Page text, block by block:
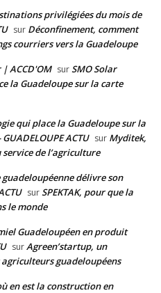
privilégiées du mois de
sur Déconfinement, comment
courriers vers la Guadeloupe
| ACCD'OM sur SMO Solar
la Guadeloupe sur la carte
qui place la Guadeloupe sur la
ACTU sur Myditek,
de l’agriculture
guadeloupéenne délivre son
sur SPEKTAK, pour que la
le monde
Guadeloupéen en produit
surAgreen’startup, un
guadeloupéens
en est la construction en